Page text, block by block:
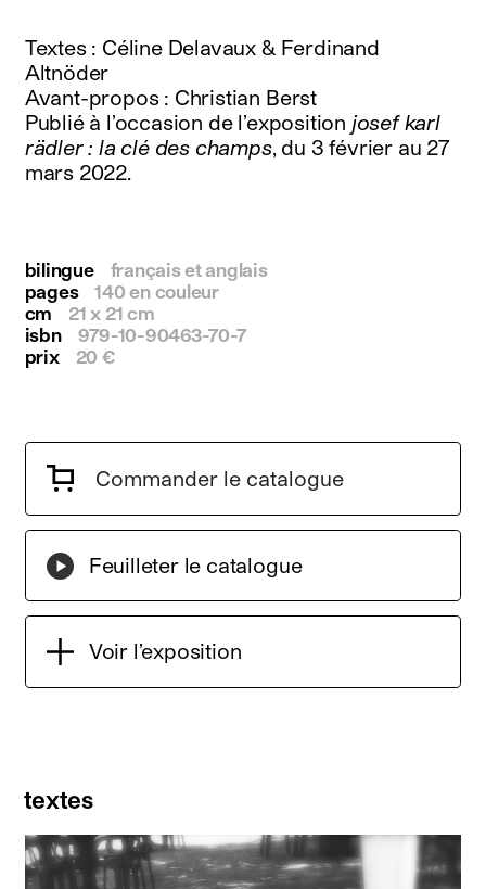
facebook
twitter
linkedin
youtube
newsletter
français english
Textes : Céline Delavaux & Ferdinand
Altnöder
Avant-propos : Christian Berst
Publié à l’occasion de l’exposition josef karl
rädler : la clé des champs, du 3 février au 27
mars 2022.
bilingue
français et anglais
pages
140 en couleur
cm
21 x 21 cm
isbn
979-10-90463-70-7
prix
20 €
Commander le catalogue
Feuilleter le catalogue
Voir l’exposition
textes